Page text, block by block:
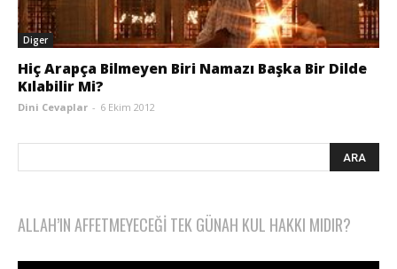
Diger
Hiç Arapça Bilmeyen Biri Namazı Başka Bir Dilde
Kılabilir Mi?
Dini Cevaplar - 6 Ekim 2012
ALLAH’IN AFFETMEYECEĞI TEK GÜNAH KUL HAKKI MIDIR?